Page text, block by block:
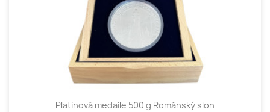
Platinová medaile 500 g Románský sloh